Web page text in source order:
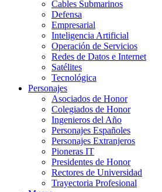
Cables Submarinos
Defensa
Empresarial
Inteligencia Artificial
Operación de Servicios
Redes de Datos e Internet
Satélites
Tecnológica
Personajes
Asociados de Honor
Colegiados de Honor
Ingenieros del Año
Personajes Españoles
Personajes Extranjeros
Pioneras IT
Presidentes de Honor
Rectores de Universidad
Trayectoria Profesional